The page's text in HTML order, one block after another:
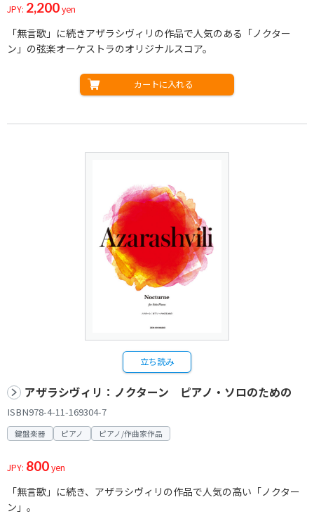
JPY: 2,200yen
「無言歌」に続きアザラシヴィリの作品で人気のある「ノクター
ン」の弦楽オーケストラのオリジナルスコア。
カートに入れる
立ち読み
アザラシヴィリ：ノクターン ピアノ・ソロのための
ISBN978-4-11-169304-7
鍵盤楽器 ピアノ ピアノ/作曲家作品
JPY: 800yen
「無言歌」に続き、アザラシヴィリの作品で人気の高い「ノクター
ン」。